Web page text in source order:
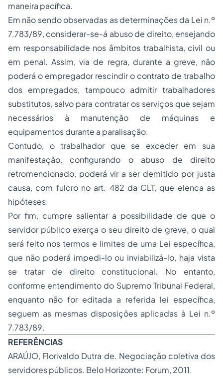
maneira pacífica.
Em não sendo observadas as determinações da Lei n.º
7.783/89, considerar-se-á abuso de direito, ensejando
em responsabilidade nos âmbitos trabalhista, civil ou
em penal. Assim, via de regra, durante a greve, não
poderá o empregador rescindir o contrato de trabalho
dos empregados, tampouco admitir trabalhadores
substitutos, salvo para contratar os serviços que sejam
necessários à manutenção de máquinas e
equipamentos durante a paralisação.
Contudo, o trabalhador que se exceder em sua
manifestação, configurando o abuso de direito
retromencionado, poderá vir a ser demitido por justa
causa, com fulcro no art. 482 da CLT, que elenca as
hipóteses.
Por fim, cumpre salientar a possibilidade de que o
servidor público exerça o seu direito de greve, o qual
será feito nos termos e limites de uma Lei específica,
que não poderá impedi-lo ou inviabilizá-lo, haja vista
se tratar de direito constitucional. No entanto,
conforme entendimento do Supremo Tribunal Federal,
enquanto não for editada a referida lei específica,
seguem as mesmas disposições aplicadas à Lei n.º
7.783/89.
REFERÊNCIAS
ARAÚJO, Florivaldo Dutra de. Negociação coletiva dos
servidores públicos. Belo Horizonte: Forum, 2011.